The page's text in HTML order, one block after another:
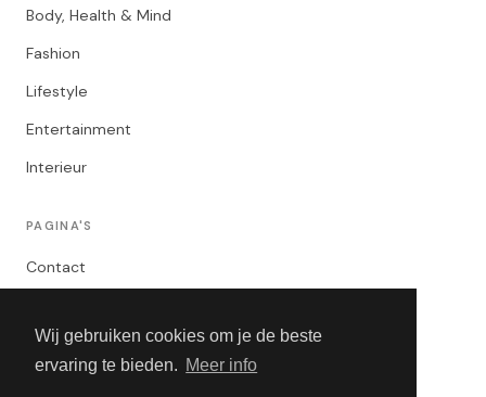
Wij gebruiken cookies om je de beste
ervaring te bieden. Meer info
Body, Health & Mind
Fashion
Lifestyle
Entertainment
Interieur
PAGINA'S
Contact
Algemene Voorwaarden
Adverteren